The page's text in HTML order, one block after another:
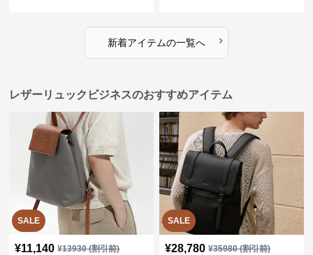
新着アイテムの一覧へ ›
レザーリュックビジネスのおすすめアイテム
SALE
¥11,140 ¥13930(割引前)
SALE
¥28,780 ¥35980(割引前)